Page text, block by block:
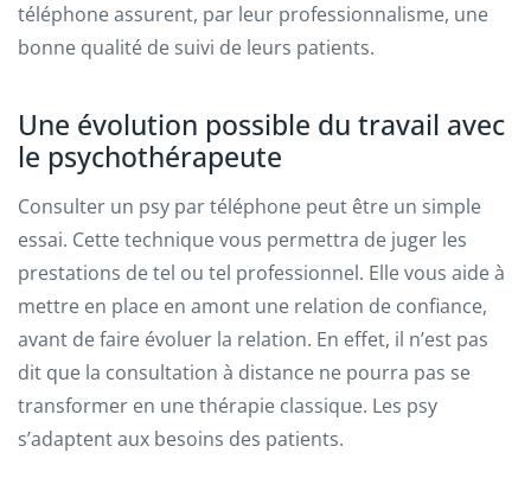
téléphone assurent, par leur professionnalisme, une
bonne qualité de suivi de leurs patients.
Une évolution possible du travail avec
le psychothérapeute
Consulter un psy par téléphone peut être un simple
essai. Cette technique vous permettra de juger les
prestations de tel ou tel professionnel. Elle vous aide à
mettre en place en amont une relation de confiance,
avant de faire évoluer la relation. En effet, il n’est pas
dit que la consultation à distance ne pourra pas se
transformer en une thérapie classique. Les psy
s’adaptent aux besoins des patients.